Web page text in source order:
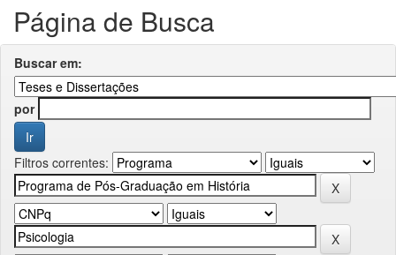
Página de Busca
Buscar em:
por
Filtros correntes: